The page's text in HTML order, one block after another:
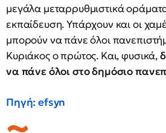
μεγάλα μεταρρυθμιστικά
εκπαίδευση. Υπάρχουν και οι
μπορούν να πάνε όλοι
Κυριάκος ο πρώτος. Και, φυσικά,
να πάνε όλοι στο δημόσιο
Πηγή: efsyn